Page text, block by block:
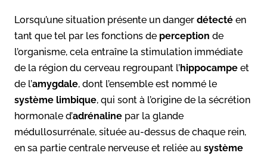
Lorsqu’une situation présente un danger détecté en
tant que tel par les fonctions de perception de
l’organisme, cela entraîne la stimulation immédiate
de la région du cerveau regroupant l’hippocampe et
de l’amygdale, dont l’ensemble est nommé le
système limbique, qui sont à l’origine de la sécrétion
hormonale d’adrénaline par la glande
médullosurrénale, située au-dessus de chaque rein,
en sa partie centrale nerveuse et reliée au système